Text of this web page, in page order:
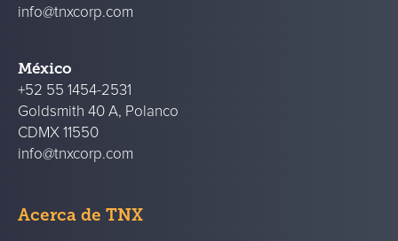
info@tnxcorp.com
México
+52 55 1454-2531
Goldsmith 40 A, Polanco
CDMX 11550
info@tnxcorp.com
Acerca de TNX